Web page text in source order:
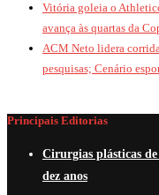
Vitória goleia o
avança às quartas da
ACM Neto lidera
pesquisas; Cenário
Principais Editorias
Cirurgias plásticas
dez anos